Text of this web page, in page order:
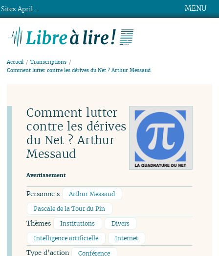
MENU
Accueil
Transcriptions
Comment lutter contre les dérives du Net ? Arthur Messaud
Comment lutter
contre les dérives
du Net ? Arthur
Messaud
Avertissement
Personne·s
Arthur Messaud
Pascale de la Tour du Pin
Thèmes Institutions
Divers
Intelligence artificielle
Internet
Type d’action Conférence
Sites April ...